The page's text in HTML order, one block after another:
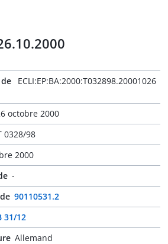
ECLI:EP:BA:2000:T032898.20001026
octobre 2000
0328/98
2000
-
90110531.2
31/12
Allemand